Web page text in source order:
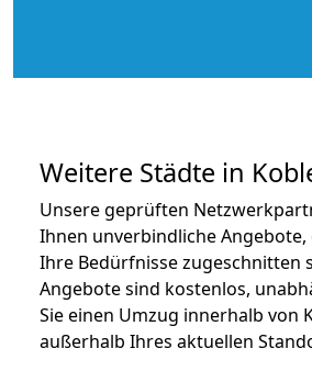
Weitere Städte in
Unsere geprüften
Ihnen unverbindliche Angebote,
Ihre Bedürfnisse zugeschnitten
Angebote sind kostenlos,
Sie einen Umzug innerhalb von
außerhalb Ihres aktuellen